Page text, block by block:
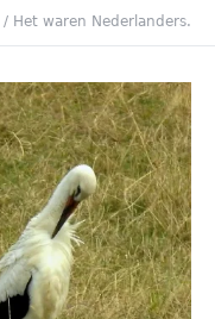
/ Het waren Nederlanders.